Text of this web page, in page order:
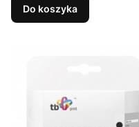
Do koszyka